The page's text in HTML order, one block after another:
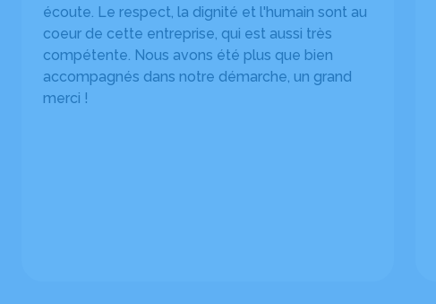
écoute. Le respect, la dignité et l'humain sont au
coeur de cette entreprise, qui est aussi très
compétente. Nous avons été plus que bien
accompagnés dans notre démarche, un grand
merci !